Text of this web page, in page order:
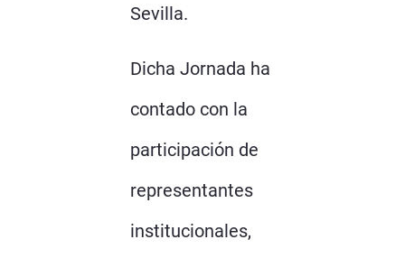
Sevilla.
Dicha Jornada ha
contado con la
participación de
representantes
institucionales,